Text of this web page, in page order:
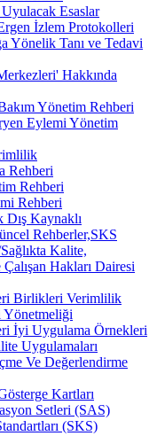
Esaslar
İzlem Protokolleri
Yönelik Tanı ve Tedavi
Hakkında
Yönetim Rehberi
Eylemi Yönetim
Rehberi
Rehberi
Rehberi
Kaynaklı
Rehberler,SKS
Kalite,
Hakları Dairesi
Birlikleri Verimlilik
Yönetmeliği
İyi Uygulama Örnekleri
Uygulamaları
Ve Değerlendirme
Kartları
Setleri (SAS)
(SKS)